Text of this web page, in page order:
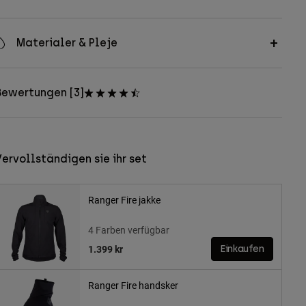
Materialer & Pleje
[3]
sie ihr set
Ranger Fire jakke
4 Farben verfügbar
1.399 kr
Einkaufen
Ranger Fire handsker